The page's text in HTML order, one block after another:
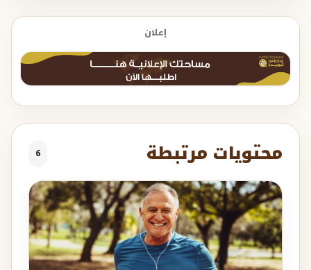
إعلان
محتويات مرتبطة 6